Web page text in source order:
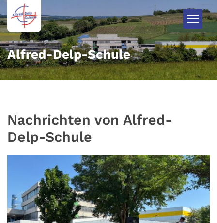
Zum Inhalt springen
Alfred-Delp-Schule
Nachrichten von Alfred-
Delp-Schule